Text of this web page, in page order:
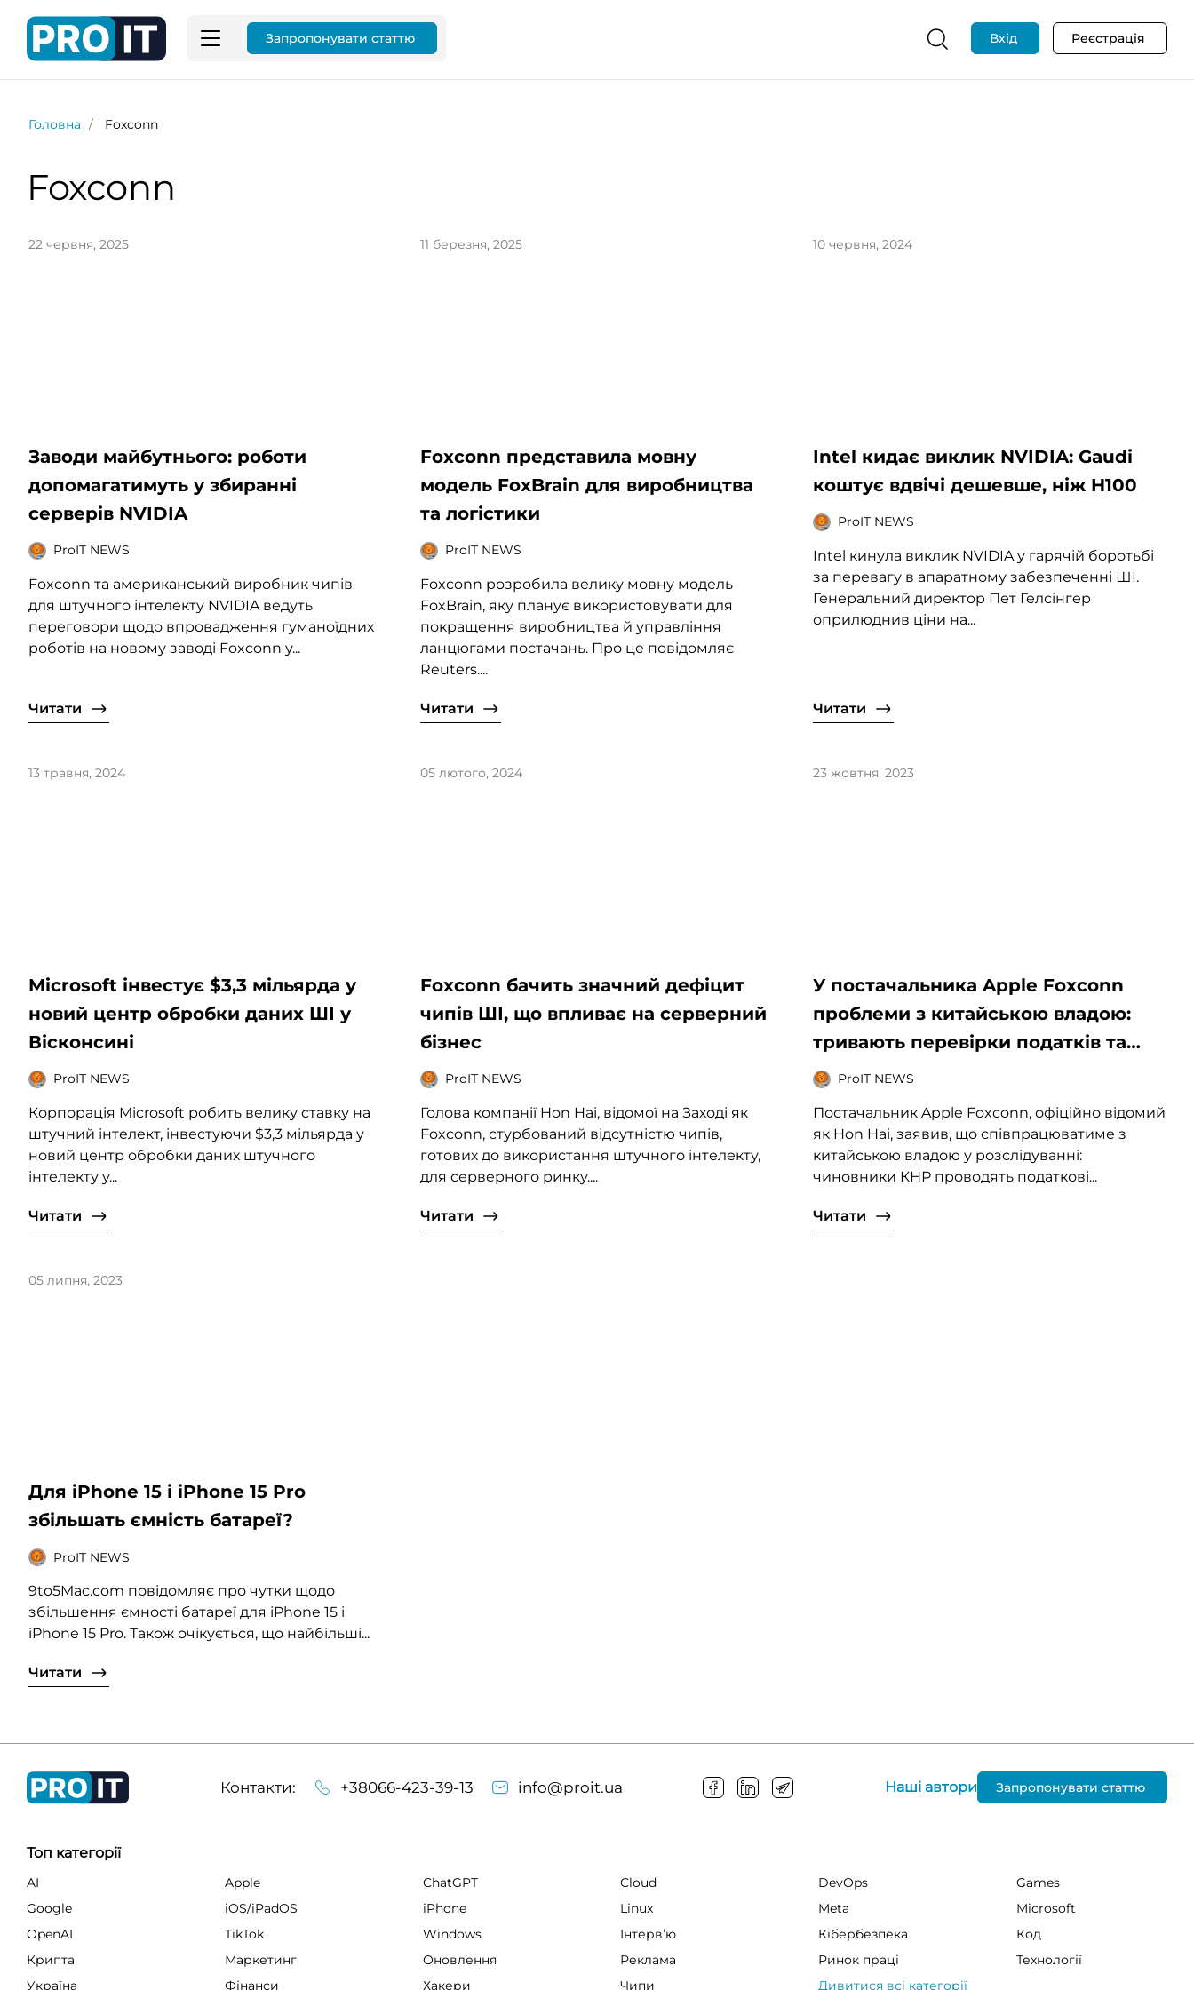
Запропонувати статтю Вхід Реєстрація
Головна Foxconn
Foxconn
22 червня, 2025
Заводи майбутнього: роботи
допомагатимуть у збиранні
серверів NVIDIA
ProIT NEWS
Foxconn та американський виробник чипів
для штучного інтелекту NVIDIA ведуть
переговори щодо впровадження гуманоїдних
роботів на новому заводі Foxconn у...
Читати
11 березня, 2025
Foxconn представила мовну
модель FoxBrain для виробництва
та логістики
ProIT NEWS
Foxconn розробила велику мовну модель
FoxBrain, яку планує використовувати для
покращення виробництва й управління
ланцюгами постачань. Про це повідомляє
Reuters....
Читати
10 червня, 2024
Intel кидає виклик NVIDIA: Gaudi
коштує вдвічі дешевше, ніж H100
ProIT NEWS
Intel кинула виклик NVIDIA у гарячій боротьбі
за перевагу в апаратному забезпеченні ШІ.
Генеральний директор Пет Гелсінгер
оприлюднив ціни на...
Читати
13 травня, 2024
Microsoft інвестує $3,3 мільярда у
новий центр обробки даних ШІ у
Вісконсині
ProIT NEWS
Корпорація Microsoft робить велику ставку на
штучний інтелект, інвестуючи $3,3 мільярда у
новий центр обробки даних штучного
інтелекту у...
Читати
05 лютого, 2024
Foxconn бачить значний дефіцит
чипів ШІ, що впливає на серверний
бізнес
ProIT NEWS
Голова компанії Hon Hai, відомої на Заході як
Foxconn, стурбований відсутністю чипів,
готових до використання штучного інтелекту,
для серверного ринку....
Читати
23 жовтня, 2023
У постачальника Apple Foxconn
проблеми з китайською владою:
тривають перевірки податків та
землекористування
ProIT NEWS
Постачальник Apple Foxconn, офіційно відомий
як Hon Hai, заявив, що співпрацюватиме з
китайською владою у розслідуванні:
чиновники КНР проводять податкові...
Читати
05 липня, 2023
Для iPhone 15 і iPhone 15 Pro
збільшать ємність батареї?
ProIT NEWS
9to5Mac.com повідомляє про чутки щодо
збільшення ємності батареї для iPhone 15 і
iPhone 15 Prо. Також очікується, що найбільші...
Читати
Контакти: +38066-423-39-13 info@proit.ua Наші автори Запропонувати статтю
Топ категорії
AI Apple ChatGPT Cloud DevOps
Games
Google
iOS/iPadOS iPhone Linux Meta
Microsoft
OpenAI
TikTok Windows Інтервʼю Кібербезпека
Код
Крипта
Маркетинг Оновлення Реклама Ринок праці
Технології
Україна
Фінанси Хакери Чипи Дивитися всі категорії